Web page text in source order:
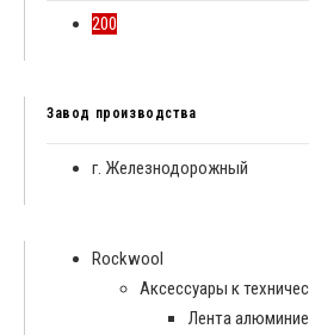
200
Завод производства
г. Железнодорожный
Rockwool
Аксессуары к
Лента